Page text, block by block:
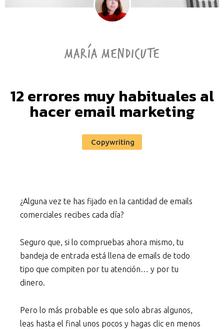
MARÍA MENDICUTE
12 errores muy habituales al
hacer email marketing
Copywriting
¿Alguna vez te has fijado en la cantidad de emails
comerciales recibes cada día?
Seguro que, si lo compruebas ahora mismo, tu
bandeja de entrada está llena de emails de todo
tipo que compiten por tu atención… y por tu
dinero.
Pero lo más probable es que solo abras algunos,
leas hasta el final unos pocos y hagas clic en menos